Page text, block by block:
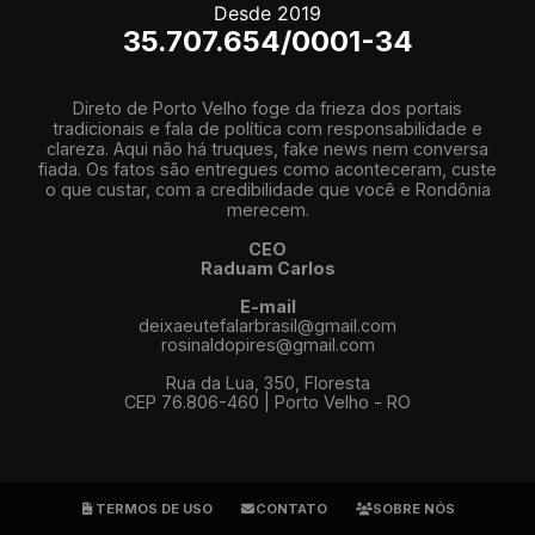
Desde 2019
35.707.654/0001-34
Direto de Porto Velho foge da frieza dos portais
tradicionais e fala de política com responsabilidade e
clareza. Aqui não há truques, fake news nem conversa
fiada. Os fatos são entregues como aconteceram, custe
o que custar, com a credibilidade que você e Rondônia
merecem.
CEO
Raduam Carlos
E-mail
deixaeutefalarbrasil@gmail.com
rosinaldopires@gmail.com
Rua da Lua, 350, Floresta
CEP 76.806-460 | Porto Velho - RO
TERMOS DE USO CONTATO SOBRE NÓS